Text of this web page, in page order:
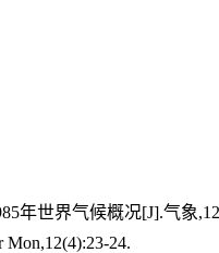
年世界气候概况[J].气象
Mon,12(4):23-24.